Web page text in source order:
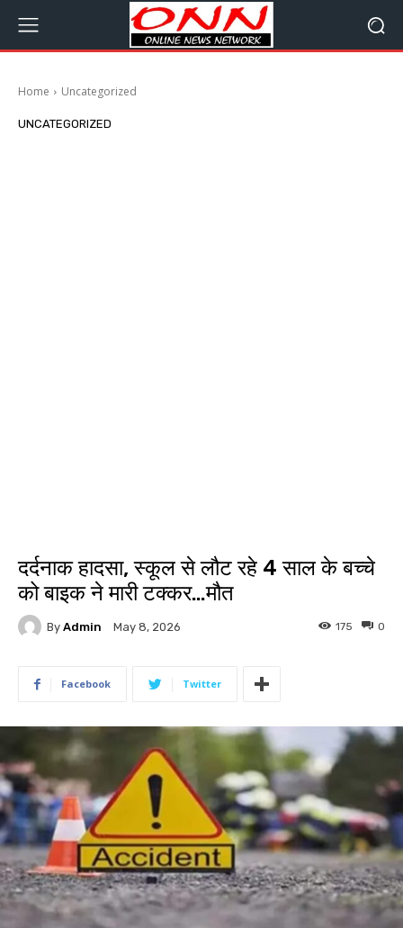
Home Uncategorized
UNCATEGORIZED
दर्दनाक हादसा, स्कूल से लौट रहे 4 साल के बच्चे
को बाइक ने मारी टक्कर…मौत
By Admin May 8, 2026 0
175
Facebook Twitter